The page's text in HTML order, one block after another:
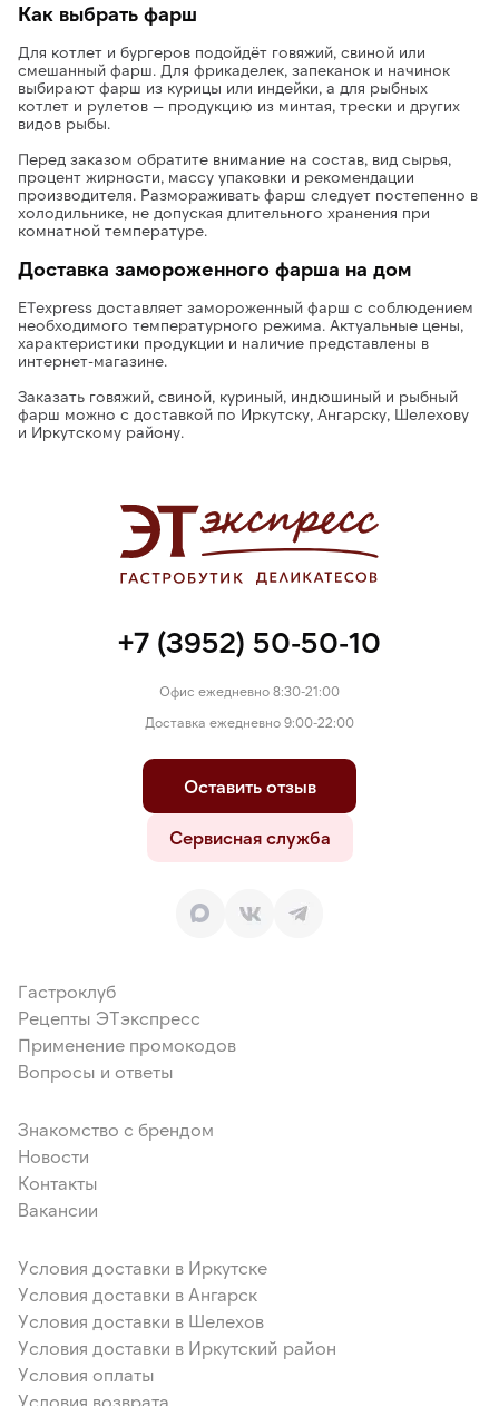
Как выбрать фарш
Для котлет и бургеров подойдёт говяжий, свиной или
смешанный фарш. Для фрикаделек, запеканок и начинок
выбирают фарш из курицы или индейки, а для рыбных
котлет и рулетов — продукцию из минтая, трески и других
видов рыбы.
Перед заказом обратите внимание на состав, вид сырья,
процент жирности, массу упаковки и рекомендации
производителя. Размораживать фарш следует постепенно в
холодильнике, не допуская длительного хранения при
комнатной температуре.
Доставка замороженного фарша на дом
ETexpress доставляет замороженный фарш с соблюдением
необходимого температурного режима. Актуальные цены,
характеристики продукции и наличие представлены в
интернет-магазине.
Заказать говяжий, свиной, куриный, индюшиный и рыбный
фарш можно с доставкой по Иркутску, Ангарску, Шелехову
и Иркутскому району.
+7 (3952) 50-50-10
Офис ежедневно 8:30-21:00
Доставка ежедневно 9:00-22:00
Оставить отзыв
Сервисная служба
Гастроклуб
Рецепты ЭТэкспресс
Применение промокодов
Вопросы и ответы
Знакомство с брендом
Новости
Контакты
Вакансии
Условия доставки в Иркутске
Условия доставки в Ангарск
Условия доставки в Шелехов
Условия доставки в Иркутский район
Условия оплаты
Условия возврата